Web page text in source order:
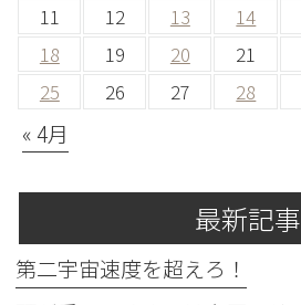
11
12 13 14
18
19 20 21
25
26 27 28
« 4月
最新記事
第二宇宙速度を超えろ！